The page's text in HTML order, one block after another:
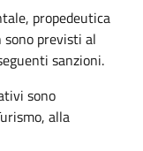
propedeutica
sono previsti al
sanzioni.
sono
alla